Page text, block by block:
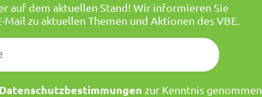
auf dem aktuellen Stand! Wir informieren Sie
Mail zu aktuellen Themen und Aktionen des VBE.
Datenschutzbestimmungen zur Kenntnis genommen.